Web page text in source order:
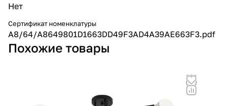
Нет
Сертификат номенклатуры
A8/64/A8649801D1663DD49F3AD4A39AE663F3.pdf
Похожие товары